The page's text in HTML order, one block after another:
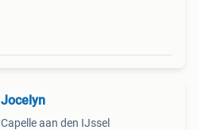
Jocelyn
Capelle aan den IJssel